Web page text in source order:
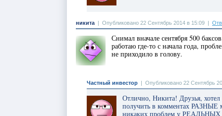
никита | Опубликовано 22 Сентябрь 2014 в 15:09 |
Снимал вначале сентября 500
работаю где-то с начала года,
не приходило в голову.
Частный инвестор | Опубликовано 22 Сентябрь
Отлично, Никита! Друзья, хотел
получить в комментах РАЗНЫЕ
никаких проблем у РЕАЛЬНЫХ